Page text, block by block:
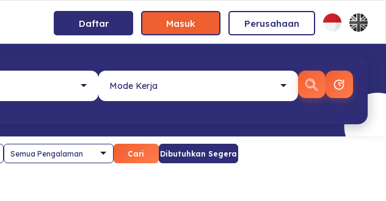
Daftar Masuk Perusahaan
Cari Dibutuhkan Segera